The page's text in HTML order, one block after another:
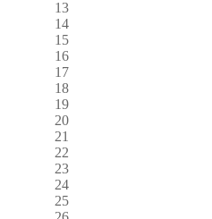
13
14
15
16
17
18
19
20
21
22
23
24
25